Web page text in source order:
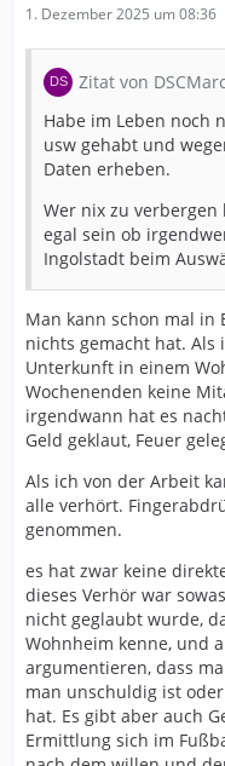
1. Dezember 2025 um 08:36
Zitat von
Habe im Leben noch
usw gehabt und
Daten erheben.
Wer nix zu
egal sein ob
Ingolstadt beim
Man kann schon mal in
nichts gemacht hat.
Unterkunft in einem
Wochenenden keine
irgendwann hat es
Geld geklaut, Feuer
Als ich von der Arbeit
alle verhört.
genommen.
es hat zwar keine
dieses Verhör war
nicht geglaubt wurde,
Wohnheim kenne, und
argumentieren, dass
man unschuldig ist
hat. Es gibt aber auch
Ermittlung sich im